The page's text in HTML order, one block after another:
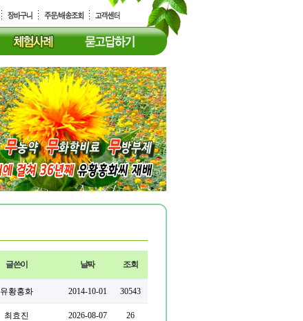
글쓴이 날짜 조회
유황홍화 2014-10-01 30543
최효진 2026-08-07 26